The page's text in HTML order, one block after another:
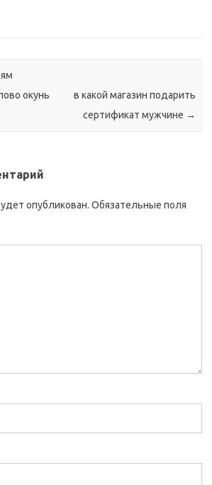
окунь
в какой магазин подарить
сертификат мужчине →
опубликован. Обязательные поля